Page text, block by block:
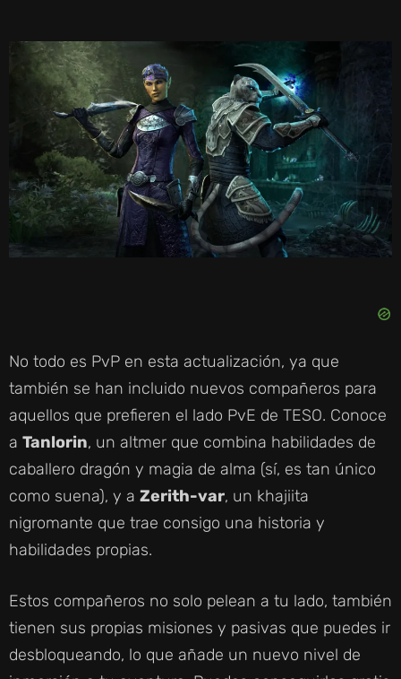
I
D
E
No todo es PvP en esta actualización, ya que
también se han incluido nuevos compañeros para
aquellos que prefieren el lado PvE de TESO. Conoce
a Tanlorin, un altmer que combina habilidades de
caballero dragón y magia de alma (sí, es tan único
como suena), y a Zerith-var, un khajiita
nigromante que trae consigo una historia y
habilidades propias.
Estos compañeros no solo pelean a tu lado, también
tienen sus propias misiones y pasivas que puedes ir
desbloqueando, lo que añade un nuevo nivel de